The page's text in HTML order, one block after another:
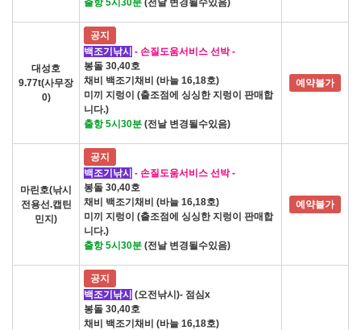
대성호
9.77t(사무장
0)
공지
백조기낚시 - 손질도움서비스 선박 -
봉돌 30,40호
채비 백조기채비 (바늘 16,18호)
미끼 지렁이 (출조점에 싱싱한 지렁이 판매합
니다.)
출항 5시30분 (전날 변경될수있음)
예약불가
마린호(낚시
전용선.캡틴
민지)
공지
백조기낚시 - 손질도움서비스 선박 -
봉돌 30,40호
채비 백조기채비 (바늘 16,18호)
미끼 지렁이 (출조점에 싱싱한 지렁이 판매합
니다.)
출항 5시30분 (전날 변경될수있음)
예약불가
공지
백조기낚시 (오전낚시)- 점심x
봉돌 30,40호
채비 백조기채비 (바늘 16,18호)